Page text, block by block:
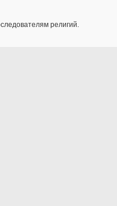
религий.